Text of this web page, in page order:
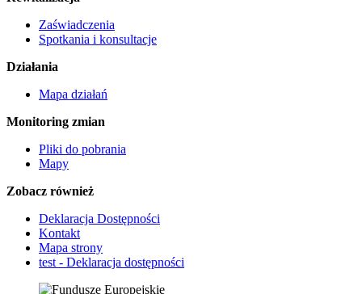
Zaświadczenia
Spotkania i konsultacje
Działania
Mapa działań
Monitoring zmian
Pliki do pobrania
Mapy
Zobacz również
Deklaracja Dostępności
Kontakt
Mapa strony
test - Deklaracja dostępności